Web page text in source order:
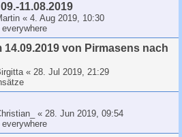
11.08.2019
« 4. Aug 2019, 10:30
everywhere
14.09.2019 von Pirmasens nach
« 28. Jul 2019, 21:29
« 28. Jun 2019, 09:54
everywhere